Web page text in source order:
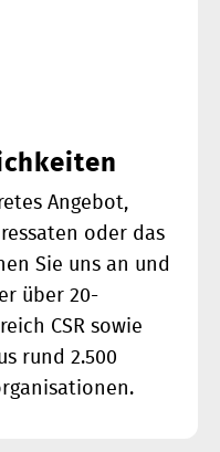
Angebot,
oder das
Sie uns an und
über 20-
CSR sowie
rund 2.500